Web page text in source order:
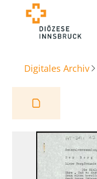
Digitales Archiv